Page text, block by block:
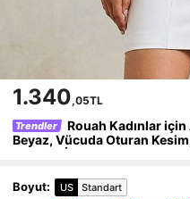
1.340,05TL
Trendler
Rouah Kadınlar
Beyaz, Vücuda Oturan
z Partisi İçin
Boyut: US Standart